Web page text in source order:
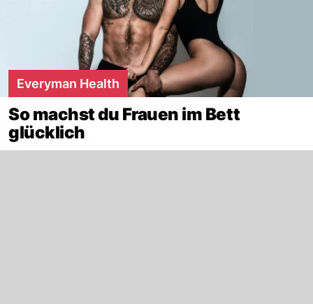
Everyman Health
So machst du Frauen im Bett
glücklich